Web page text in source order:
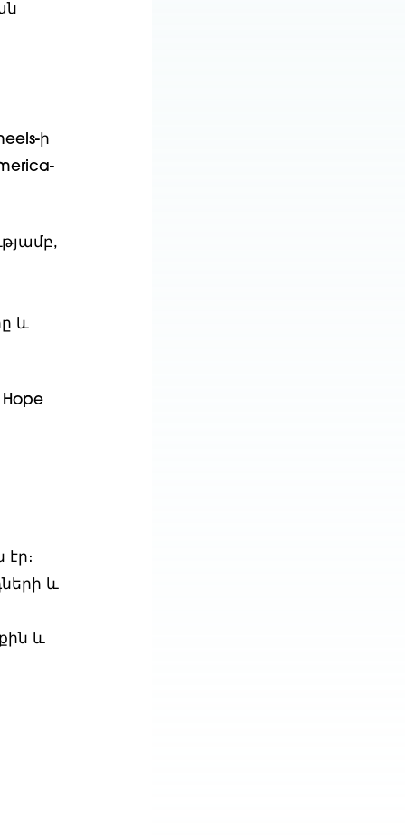
ի
և
և
և